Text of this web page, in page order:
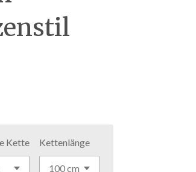
Kette Kettenlänge